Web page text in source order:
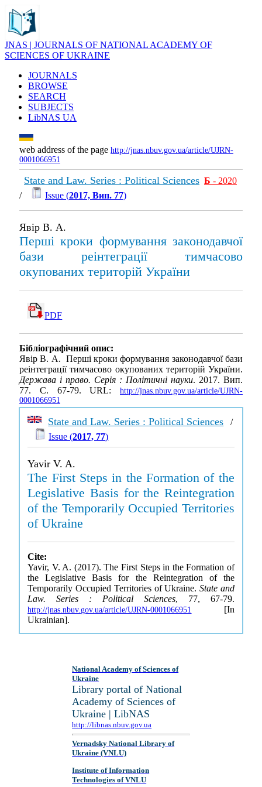
JNAS | JOURNALS OF NATIONAL ACADEMY OF
SCIENCES OF UKRAINE
JOURNALS
BROWSE
SEARCH
SUBJECTS
LibNAS UA
web address of the page http://jnas.nbuv.gov.ua/article/UJRN-
0001066951
State and Law. Series : Political Sciences Б - 2020
/
Issue (2017, Вип. 77)
Явір В. А.
Перші кроки формування законодавчої
бази реінтеграції тимчасово
окупованих територій України
PDF
Бібліографічний опис:
Явір В. А. Перші кроки формування законодавчої бази
реінтеграції тимчасово окупованих територій України.
Держава і право. Серія : Політичні науки. 2017. Вип.
77. С. 67-79. URL: http://jnas.nbuv.gov.ua/article/UJRN-
0001066951
State and Law. Series : Political Sciences /
Issue (2017, 77)
Yavir V. A.
The First Steps in the Formation of the
Legislative Basis for the Reintegration
of the Temporarily Occupied Territories
of Ukraine
Cite:
Yavir, V. A. (2017). The First Steps in the Formation of
the Legislative Basis for the Reintegration of the
Temporarily Occupied Territories of Ukraine. State and
Law. Series : Political Sciences, 77, 67-79.
http://jnas.nbuv.gov.ua/article/UJRN-0001066951
[In
Ukrainian].
National Academy of Sciences of
Ukraine
Library portal of National
Academy of Sciences of
Ukraine | LibNAS
http://libnas.nbuv.gov.ua
Vernadsky National Library of
Ukraine (VNLU)
Institute of Information
Technologies of VNLU